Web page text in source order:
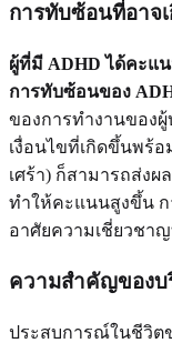
การทับซ้อนที่อาจ
ผู้ที่มี ADHD ได้คะแ
การทับซ้อนของ
ของการทำงานของ
เงื่อนไขที่เกิดขึ้นพร้
เศร้า) ก็สามารถส่ง
ทำให้คะแนนสูงขึ้น ก
อาศัยความเชี่ยวชา
ความสำคัญของ
ประสบการณ์ในชีวิต